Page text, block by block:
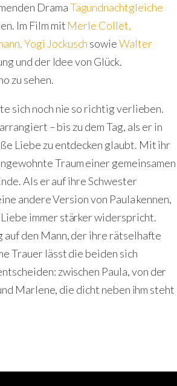
DramaTagundnachtgleiche
Im Film mit Merle Collet,
,Yogi Jockusch sowieWalter
und der Idee von Glück.
zu sehen.
sich noch nie so richtig verlieben.
– bis zu dem Tag, als er in
Liebe zu entdecken glaubt. Mit ihr
Traum einer gemeinsamen
Als er auf ihre Schwester
andere Version von Paula kennen,
immer stärker widerspricht.
den Mann, der ihre rätselhafte
Trauer lässt die beiden sich
zwischen Paula, von der
Marlene, die dicht neben ihm steht